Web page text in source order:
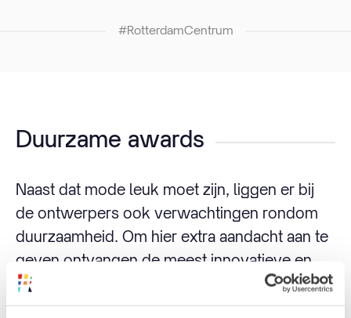
#RotterdamCentrum
Duurzame awards
Naast dat mode leuk moet zijn, liggen er bij
de ontwerpers ook verwachtingen rondom
duurzaamheid. Om hier extra aandacht aan te
geven ontvangen de meest innovatieve en
duurzame ontwerpers een award. Zo komt er
bijvoorbeeld een RFW Emerging Designer